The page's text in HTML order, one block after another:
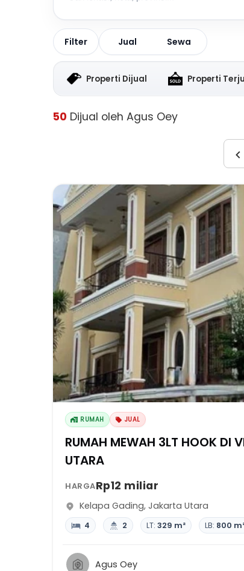
Filter Jual Sewa
Properti Dijual Properti
50 Dijual oleh Agus Oey
RUMAH JUAL
RUMAH MEWAH 3LT HOOK DI
UTARA
HARGARp12 miliar
Kelapa Gading, Jakarta Utara
4 2 LT: 329 m² LB: 800
Agus Oey